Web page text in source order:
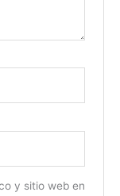
y sitio web en